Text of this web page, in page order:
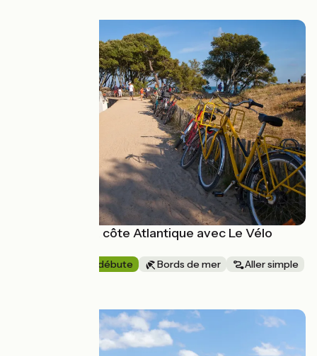
Vélodyssée : la côte Atlantique avec Le Vélo
Je débute Bords de mer Aller simple